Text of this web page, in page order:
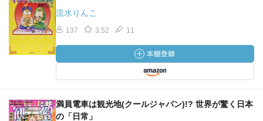
流水りんこ
137 3.52 11
満員電車は観光地(クールジャパン)!? 世界が驚く日本
の「日常」